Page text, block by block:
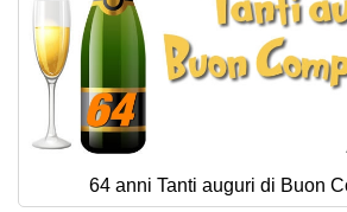
64 anni Tanti auguri di Buon